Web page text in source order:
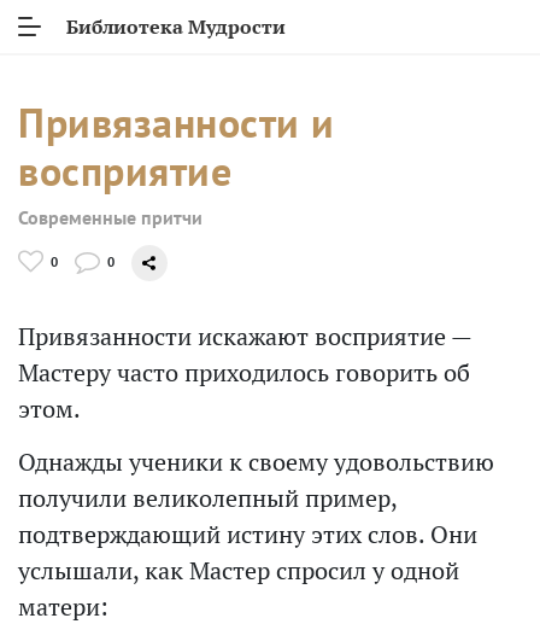
Библиотека Мудрости
Привязанности и
восприятие
Современные притчи
0 0
Привязанности искажают восприятие —
Мастеру часто приходилось говорить об
этом.
Однажды ученики к своему удовольствию
получили великолепный пример,
подтверждающий истину этих слов. Они
услышали, как Мастер спросил у одной
матери: